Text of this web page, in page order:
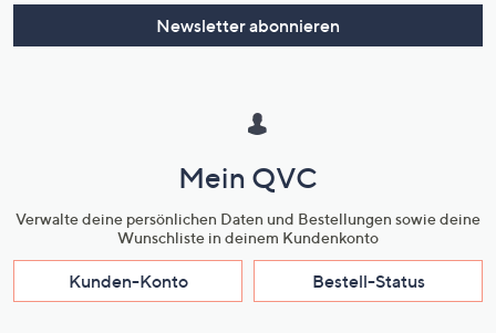
Newsletter abonnieren
Mein QVC
Verwalte deine persönlichen Daten und Bestellungen sowie deine
Wunschliste in deinem Kundenkonto
Kunden-Konto Bestell-Status